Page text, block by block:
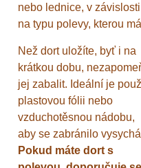
nebo lednice, v závislosti
na typu polevy, kterou
Než dort uložíte, byť i na
krátkou dobu,
jej zabalit. Ideální je
plastovou fólii nebo
vzduchotěsnou nádobu,
aby se zabránilo
Pokud máte dort s